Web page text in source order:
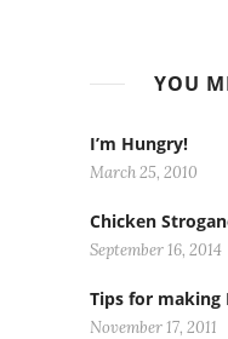
YOU
I’m Hungry!
March 25, 2010
Chicken
September 16, 2014
Tips for making
November 17, 2011